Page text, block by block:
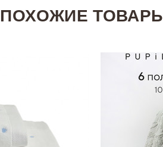
ПОХОЖИЕ